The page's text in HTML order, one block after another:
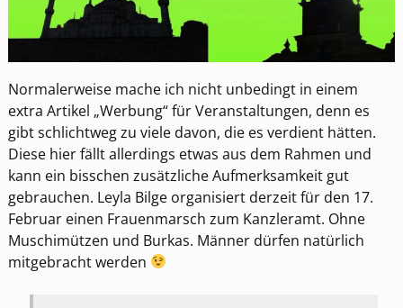
Normalerweise mache ich nicht unbedingt in einem
extra Artikel „Werbung“ für Veranstaltungen, denn es
gibt schlichtweg zu viele davon, die es verdient hätten.
Diese hier fällt allerdings etwas aus dem Rahmen und
kann ein bisschen zusätzliche Aufmerksamkeit gut
gebrauchen. Leyla Bilge organisiert derzeit für den 17.
Februar einen Frauenmarsch zum Kanzleramt. Ohne
Muschimützen und Burkas. Männer dürfen natürlich
mitgebracht werden